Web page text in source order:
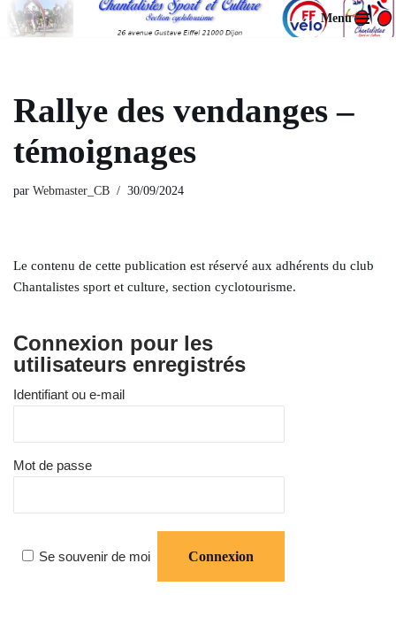
Menu
Rallye des vendanges –
témoignages
par Webmaster_CB 30/09/2024
Le contenu de cette publication est réservé aux adhérents du club
Chantalistes sport et culture, section cyclotourisme.
Connexion pour les
utilisateurs enregistrés
Identifiant ou e-mail
Mot de passe
Se souvenir de moi